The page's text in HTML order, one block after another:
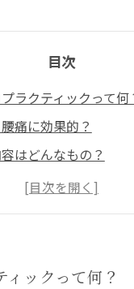
目次
ラクティックって何
痛に効果的？
はどんなもの？
と適応症状は？
ラクティックで健康
ィックって何？